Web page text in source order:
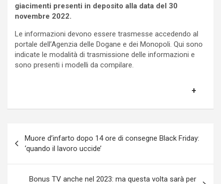
giacimenti presenti in deposito alla data del 30
novembre 2022.
Le informazioni devono essere trasmesse accedendo al
portale dell’Agenzia delle Dogane e dei Monopoli. Qui sono
indicate le modalità di trasmissione delle informazioni e
sono presenti i modelli da compilare.
articoli
Muore d’infarto dopo 14 ore di consegne Black Friday:
‘quando il lavoro uccide’
Bonus TV anche nel 2023: ma questa volta sarà per